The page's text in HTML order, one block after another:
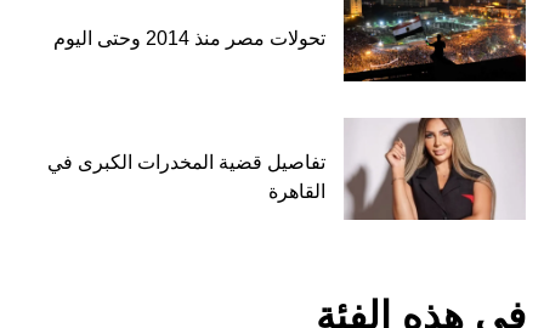
تحولات مصر منذ 2014 وحتى اليوم
تفاصيل قضية المخدرات الكبرى في
القاهرة
في هذه الفئة